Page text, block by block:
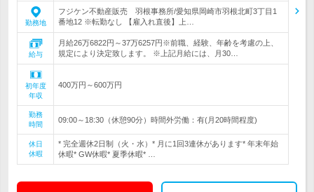
勤務地
フジケン不動産販売 羽根事務所/愛知県岡崎市羽根北町3丁目1
番地12 ※転勤なし 【雇入れ直後】上…
給与
月給26万6822円～37万6257円※前職、経験、年齢を考慮の上、
規定により決定致します。 ※上記月給には、月30…
初年度
年収
400万円～600万円
勤務
時間
09:00～18:30（休憩90分）時間外労働：有(月20時間程度)
休日
休暇
* 完全週休2日制（火・水）* 月に1回3連休があります* 年末年始
休暇* GW休暇* 夏季休暇* …